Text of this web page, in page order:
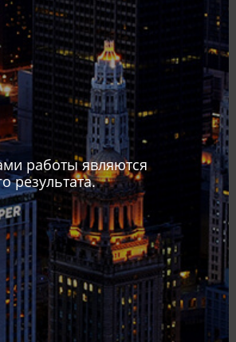
работы являются
результата.